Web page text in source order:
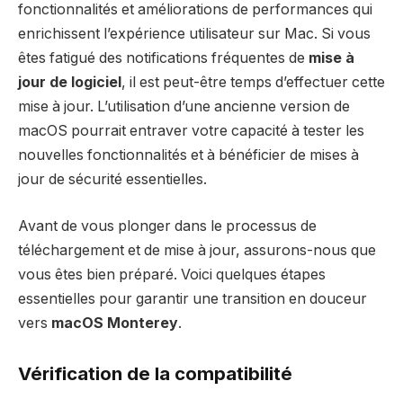
fonctionnalités et améliorations de performances qui
enrichissent l’expérience utilisateur sur Mac. Si vous
êtes fatigué des notifications fréquentes de mise à
jour de logiciel , il est peut-être temps d’effectuer cette
mise à jour. L’utilisation d’une ancienne version de
macOS pourrait entraver votre capacité à tester les
nouvelles fonctionnalités et à bénéficier de mises à
jour de sécurité essentielles.
Avant de vous plonger dans le processus de
téléchargement et de mise à jour, assurons-nous que
vous êtes bien préparé. Voici quelques étapes
essentielles pour garantir une transition en douceur
vers macOS Monterey.
Vérification de la compatibilité